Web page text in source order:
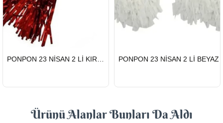
GÖNDERİ
GÖNDERİ
PONPON 23 NİSAN 2 Lİ BEYAZ
Ürünü Alanlar Bunları Da Aldı